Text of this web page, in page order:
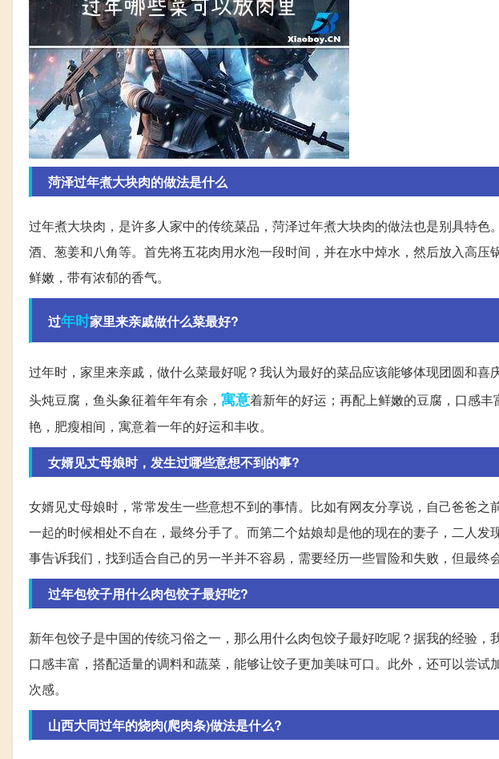
菏泽过年煮大块肉的做法是什么
过年煮大块肉，是许多人家中的传统菜品，菏泽过年煮大块肉的做法也是别具特
酒、葱姜和八角等。首先将五花肉用水泡一段时间，并在水中焯水，然后放入高
鲜嫩，带有浓郁的香气。
过年时家里来亲戚做什么菜最好?
过年时，家里来亲戚，做什么菜最好呢？我认为最好的菜品应该能够体现团圆和喜
头炖豆腐，鱼头象征着年年有余， 寓意着新年的好运；再配上鲜嫩的豆腐，口感
艳，肥瘦相间，寓意着一年的好运和丰收。
女婿见丈母娘时，发生过哪些意想不到的事?
女婿见丈母娘时，常常发生一些意想不到的事情。比如有网友分享说，自己爸爸
一起的时候相处不自在，最终分手了。而第二个姑娘却是他的现在的妻子，二人
事告诉我们，找到适合自己的另一半并不容易，需要经历一些冒险和失败，但最终
过年包饺子用什么肉包饺子最好吃?
新年包饺子是中国的传统习俗之一，那么用什么肉包饺子最好吃呢？据我的经验，
口感丰富，搭配适量的调料和蔬菜，能够让饺子更加美味可口。此外，还可以尝
次感。
山西大同过年的烧肉(爬肉条)做法是什么?